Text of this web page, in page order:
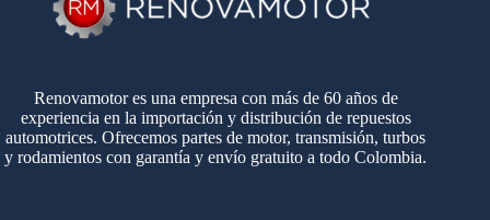
Renovamotor es una empresa con más de 60 años de
experiencia en la importación y distribución de repuestos
automotrices. Ofrecemos partes de motor, transmisión, turbos
y rodamientos con garantía y envío gratuito a todo Colombia.